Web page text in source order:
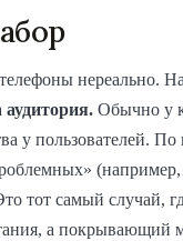
нереально.
аудитория. Обычно у
у пользователей.
тот самый случай,
а покрывающий